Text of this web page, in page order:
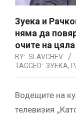
Зуека и
няма да
очите на
BY: SLAVCHEV
TAGGED: ЗУЕКА,
Водещите на
телевизия